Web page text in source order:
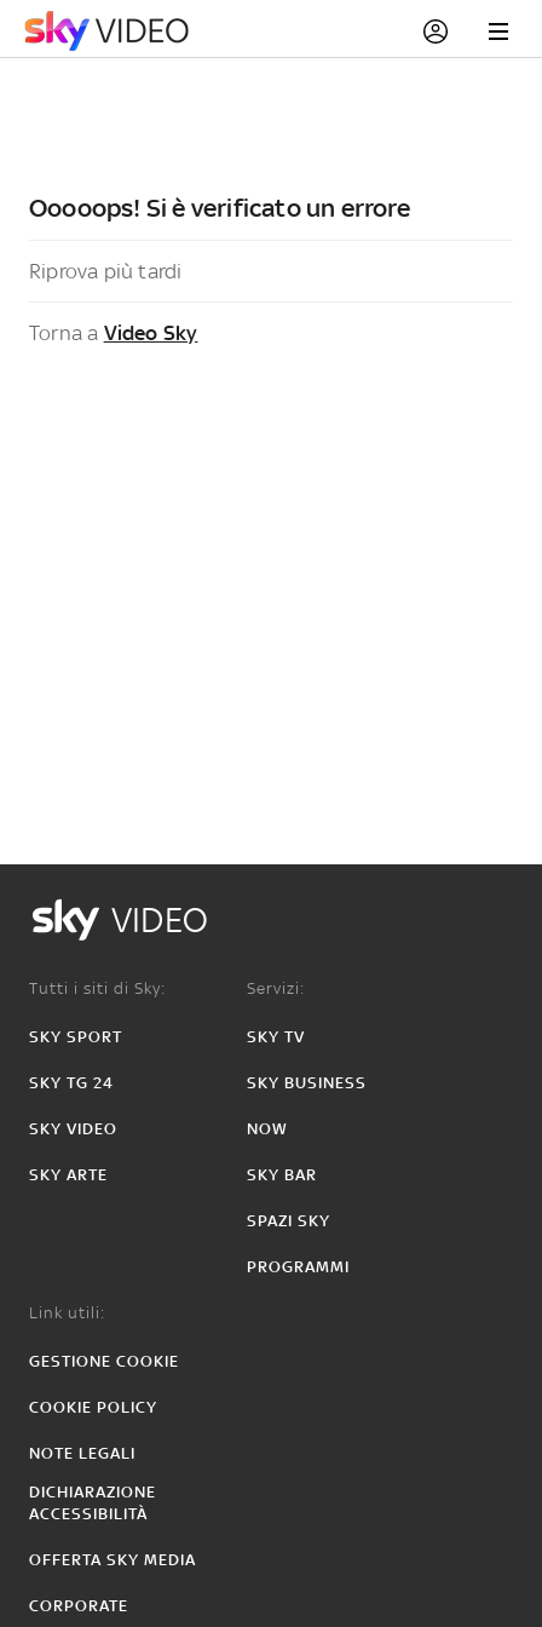
Ooooops! Si è verificato un errore
Riprova più tardi
Torna a Video Sky
VIDEO
Tutti i siti di Sky:
SKY SPORT
SKY TG 24
SKY VIDEO
SKY ARTE
Servizi:
SKY TV
SKY BUSINESS
NOW
SKY BAR
SPAZI SKY
PROGRAMMI
Link utili:
GESTIONE COOKIE
COOKIE POLICY
NOTE LEGALI
DICHIARAZIONE
ACCESSIBILITÀ
OFFERTA SKY MEDIA
CORPORATE